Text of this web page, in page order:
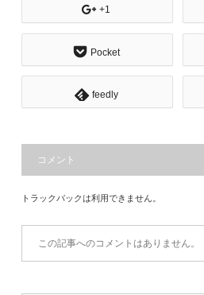
+1
Pocket
feedly
コメント
トラックバックは利用できません。
この記事へのコメントはありません。